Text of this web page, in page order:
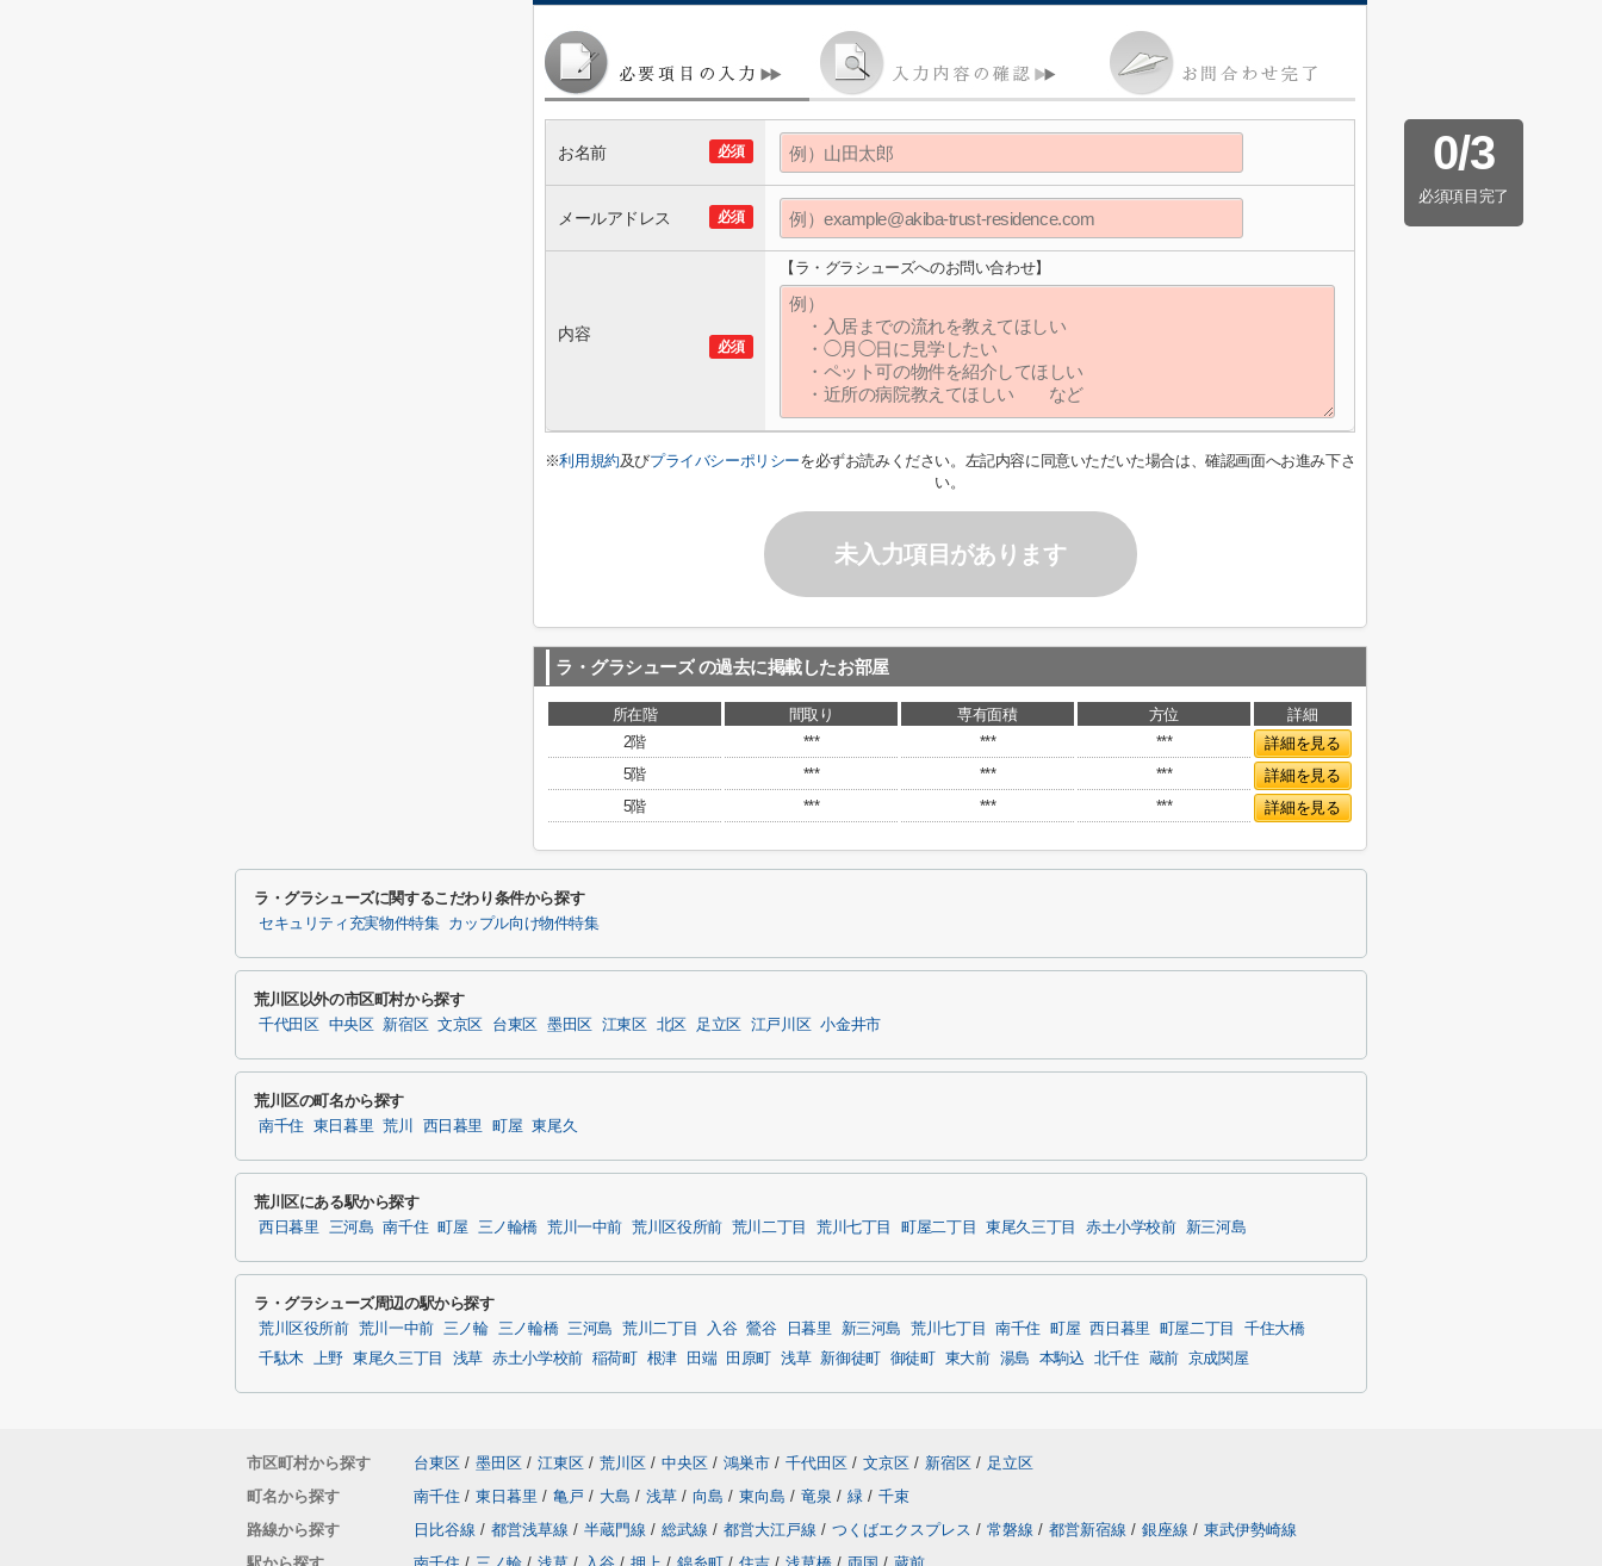
0/3
必須項目完了
必須
お名前
必須
メールアドレス
必須
内容
【ラ・グラシューズへのお問い合わせ】
※利用規約及びプライバシーポリシーを必ずお読みください。左記内容に同意いただいた場合は、確認画面へお進み下さ
い。
未入力項目があります
ラ・グラシューズ の過去に掲載したお部屋
所在階 間取り 専有面積 方位
詳細
2階
*** *** ***
詳細を見る
5階
*** *** ***
詳細を見る
5階
*** *** *** 詳細を見る
ラ・グラシューズに関するこだわり条件から探す
セキュリティ充実物件特集 カップル向け物件特集
荒川区以外の市区町村から探す
千代田区 中央区 新宿区 文京区 台東区 墨田区 江東区 北区 足立区 江戸川区 小金井市
荒川区の町名から探す
南千住 東日暮里 荒川 西日暮里 町屋 東尾久
荒川区にある駅から探す
西日暮里 三河島 南千住 町屋 三ノ輪橋 荒川一中前 荒川区役所前 荒川二丁目 荒川七丁目 町屋二丁目 東尾久三丁目 赤土小学校前 新三河島
ラ・グラシューズ周辺の駅から探す
荒川区役所前 荒川一中前 三ノ輪 三ノ輪橋 三河島 荒川二丁目 入谷 鶯谷 日暮里 新三河島 荒川七丁目 南千住 町屋 西日暮里 町屋二丁目
千住大橋
千駄木
上野 東尾久三丁目 浅草 赤土小学校前 稲荷町 根津 田端 田原町 浅草 新御徒町 御徒町 東大前 湯島 本駒込 北千住 蔵前 京成関屋
市区町村から探す 台東区 / 墨田区 / 江東区 / 荒川区 / 中央区 / 鴻巣市 / 千代田区 / 文京区 / 新宿区 / 足立区
町名から探す
南千住 / 東日暮里 / 亀戸 / 大島 / 浅草 / 向島 / 東向島 / 竜泉 / 緑 / 千束
路線から探す
日比谷線 / 都営浅草線 / 半蔵門線 / 総武線 / 都営大江戸線 / つくばエクスプレス / 常磐線 / 都営新宿線 / 銀座線 / 東武伊勢崎線